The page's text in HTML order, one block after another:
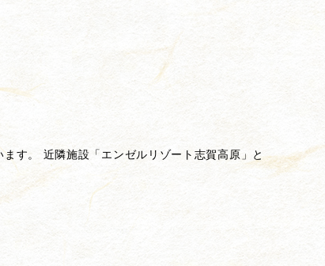
す。 近隣施設「エンゼルリゾート志賀高原」と